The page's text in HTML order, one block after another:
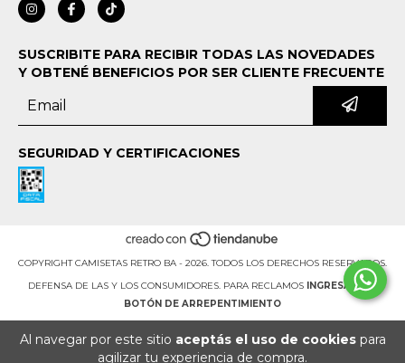
Al navegar por este sitio aceptás el uso de cookiespara
agilizar tu experiencia de compra.
SUSCRIBITE PARA RECIBIR TODAS LAS NOVEDADES
Y OBTENÉ BENEFICIOS POR SER CLIENTE FRECUENTE
SEGURIDAD Y CERTIFICACIONES
COPYRIGHT CAMISETAS RETRO BA - 2026. TODOS LOS DERECHOS RESERVADOS.
DEFENSA DE LAS Y LOS CONSUMIDORES. PARA RECLAMOS INGRESÁ ACÁ.
BOTÓN DE ARREPENTIMIENTO